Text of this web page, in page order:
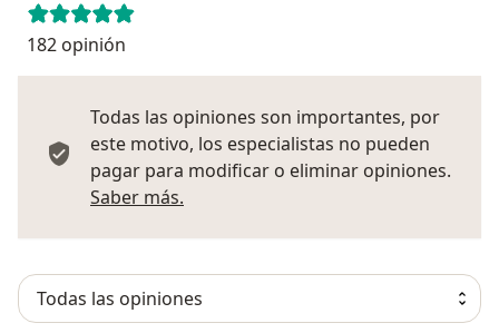
182 opinión
Todas las opiniones son importantes, por
este motivo, los especialistas no pueden
pagar para modificar o eliminar opiniones.
Saber más.